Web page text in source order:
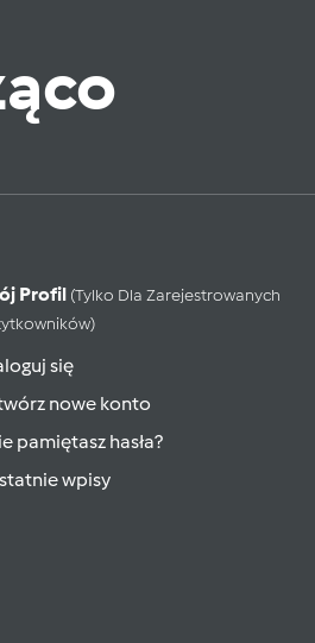
Profil (tylko Dla Zarejestrowanych
się
nowe konto
pamiętasz hasła?
wpisy